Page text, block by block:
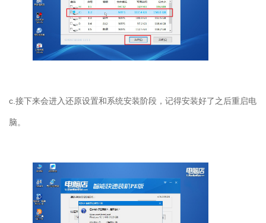
c. 接下来会进入还原设置和系统安装阶段，记得安装好了之后重启电
脑。